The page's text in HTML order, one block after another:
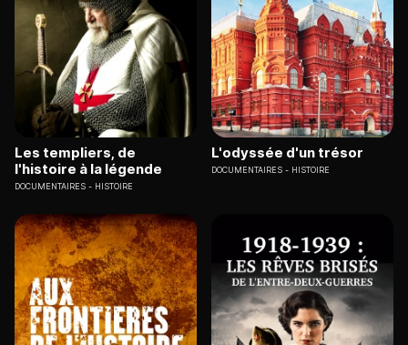
Les templiers, de
l'histoire à la légende
DOCUMENTAIRES HISTOIRE
L'odyssée d'un trésor
DOCUMENTAIRES HISTOIRE